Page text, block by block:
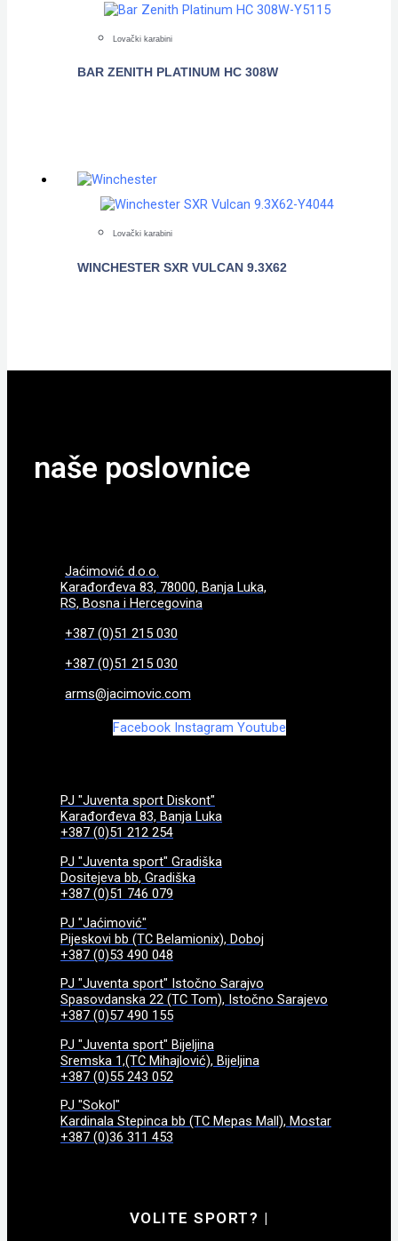
Lovački karabini
BAR ZENITH PLATINUM HC 308W
Lovački karabini
WINCHESTER SXR VULCAN 9.3X62
naše poslovnice
Jaćimović d.o.o.
Karađorđeva 83, 78000, Banja Luka,
RS, Bosna i Hercegovina
+387 (0)51 215 030
+387 (0)51 215 030
arms@jacimovic.com
Facebook Instagram Youtube
PJ "Juventa sport Diskont"
Karađorđeva 83, Banja Luka
+387 (0)51 212 254
PJ "Juventa sport" Gradiška
Dositejeva bb, Gradiška
+387 (0)51 746 079
PJ "Jaćimović"
Pijeskovi bb (TC Belamionix), Doboj
+387 (0)53 490 048
PJ "Juventa sport" Istočno Sarajvo
Spasovdanska 22 (TC Tom), Istočno Sarajevo
+387 (0)57 490 155
PJ "Juventa sport" Bijeljina
Sremska 1,(TC Mihajlović), Bijeljina
+387 (0)55 243 052
PJ "Sokol"
Kardinala Stepinca bb (TC Mepas Mall), Mostar
+387 (0)36 311 453
VOLITE SPORT? |